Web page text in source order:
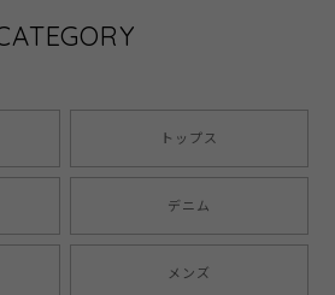
トップス
デニム
メンズ